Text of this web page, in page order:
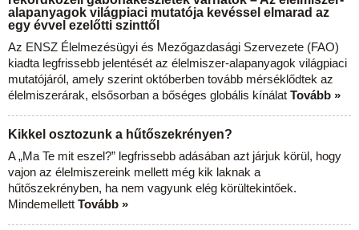
alapanyagok világpiaci mutatója kevéssel elmarad az
egy évvel ezelőtti szinttől
Az ENSZ Élelmezésügyi és Mezőgazdasági Szervezete (FAO)
kiadta legfrissebb jelentését az élelmiszer-alapanyagok világpiaci
mutatójáról, amely szerint októberben tovább mérséklődtek az
élelmiszerárak, elsősorban a bőséges globális kínálat Tovább »
Kikkel osztozunk a hűtőszekrényen?
A „Ma Te mit eszel?” legfrissebb adásában azt járjuk körül, hogy
vajon az élelmiszereink mellett még kik laknak a
hűtőszekrényben, ha nem vagyunk elég körültekintőek.
Mindemellett Tovább »